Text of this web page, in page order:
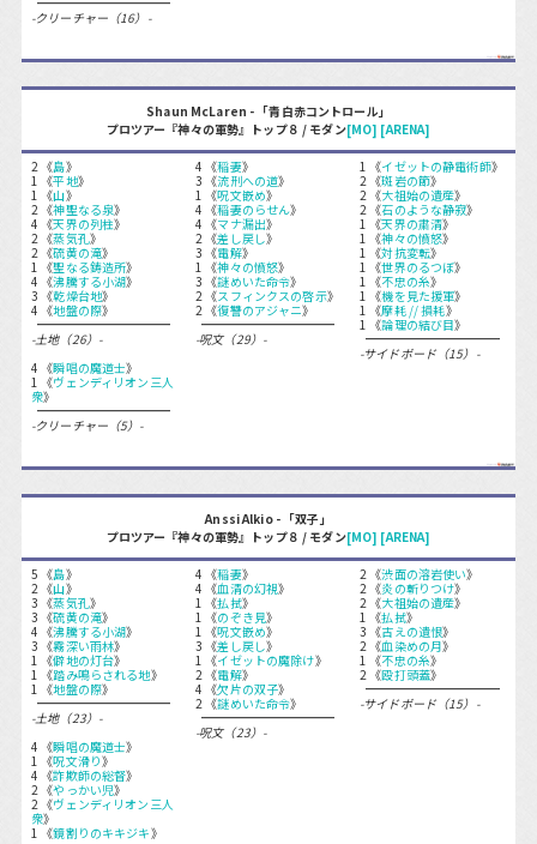
-クリーチャー（16）-
Shaun McLaren - 「青白赤コントロール」
プロツアー『神々の軍勢』トップ８ / モダン[MO] [ARENA]
2 《島》
1 《平地》
1 《山》
2 《神聖なる泉》
4 《天界の列柱》
2 《蒸気孔》
2 《硫黄の滝》
1 《聖なる鋳造所》
4 《沸騰する小湖》
3 《乾燥台地》
4 《地盤の際》
-土地（26）-
4 《瞬唱の魔道士》
1 《ヴェンディリオン三人
衆》
-クリーチャー（5）-
4 《稲妻》
3 《流刑への道》
1 《呪文嵌め》
4 《稲妻のらせん》
4 《マナ漏出》
2 《差し戻し》
3 《電解》
1 《神々の憤怒》
3 《謎めいた命令》
2 《スフィンクスの啓示》
2 《復讐のアジャニ》
-呪文（29）-
1 《イゼットの静電術師》
2 《斑岩の節》
2 《大祖始の遺産》
2 《石のような静寂》
1 《天界の粛清》
1 《神々の憤怒》
1 《対抗変転》
1 《世界のるつぼ》
1 《不忠の糸》
1 《機を見た援軍》
1 《摩耗 // 損耗》
1 《論理の結び目》
-サイドボード（15）-
Anssi Alkio - 「双子」
プロツアー『神々の軍勢』トップ８ / モダン[MO] [ARENA]
5 《島》
2 《山》
3 《蒸気孔》
3 《硫黄の滝》
4 《沸騰する小湖》
3 《霧深い雨林》
1 《僻地の灯台》
1 《踏み鳴らされる地》
1 《地盤の際》
-土地（23）-
4 《瞬唱の魔道士》
1 《呪文滑り》
4 《詐欺師の総督》
2 《やっかい児》
2 《ヴェンディリオン三人
衆》
1 《鏡割りのキキジキ》
4 《稲妻》
4 《血清の幻視》
1 《払拭》
1 《のぞき見》
1 《呪文嵌め》
3 《差し戻し》
1 《イゼットの魔除け》
2 《電解》
4 《欠片の双子》
2 《謎めいた命令》
-呪文（23）-
2 《渋面の溶岩使い》
2 《炎の斬りつけ》
2 《大祖始の遺産》
1 《払拭》
3 《古えの遺恨》
2 《血染めの月》
1 《不忠の糸》
2 《殴打頭蓋》
-サイドボード（15）-